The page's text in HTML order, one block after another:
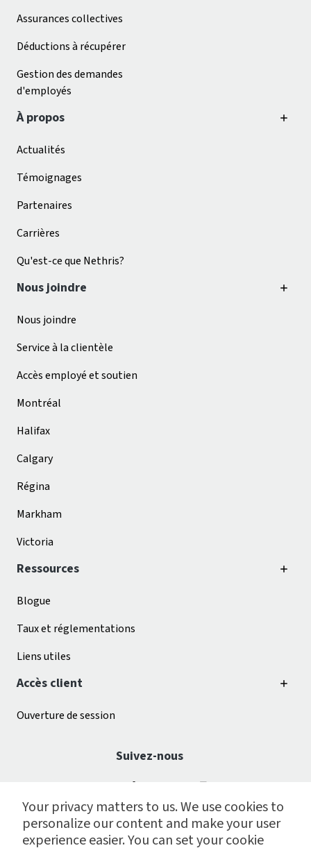
Your privacy matters to us. We use cookies to
personalize our content and make your user
experience easier. You can set your cookie
Assurances collectives
Déductions à récupérer
Gestion des demandes
d'employés
À propos
Actualités
Témoignages
Partenaires
Carrières
Qu'est-ce que Nethris?
Nous joindre
Nous joindre
Service à la clientèle
Accès employé et soutien
Montréal
Halifax
Calgary
Régina
Markham
Victoria
Ressources
Blogue
Taux et réglementations
Liens utiles
Accès client
Ouverture de session
Suivez-nous